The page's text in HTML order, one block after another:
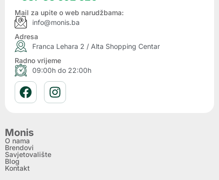
Mail za upite o web narudžbama:
info@monis.ba
Adresa
Franca Lehara 2 / Alta Shopping Centar
Radno vrijeme
09:00h do 22:00h
Monis
O nama
Brendovi
Savjetovalište
Blog
Kontakt